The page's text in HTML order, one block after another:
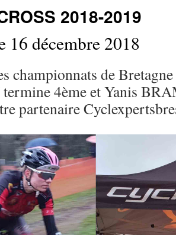
2018-2019
16 décembre 2018
championnats de
4ème et Yanis
partenaire